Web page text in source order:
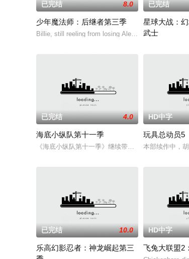
已完结 8.0
少年魔法师：后继者第三季
Billie, still reeling from losing Alex at the end of
已完结
星球大战：
武士
已完结 4.0
海底小纵队第十一季
《海底小纵队第十一季》继续带领小朋友开启冒险
HD中字
玩具总动员5
本部续作中，
已完结 10.0
乐高幻影忍者：神龙崛起第三
HD中字
飞兔大联盟2